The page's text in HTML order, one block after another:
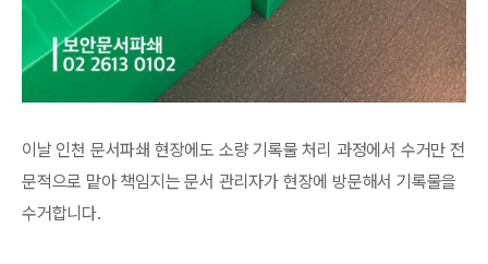
이날 인천 문서파쇄 현장에도 소량 기록물 처리 과정에서 수거만 전
문적으로 맡아 책임지는 문서 관리자가 현장에 방문해서 기록물을
수거합니다.